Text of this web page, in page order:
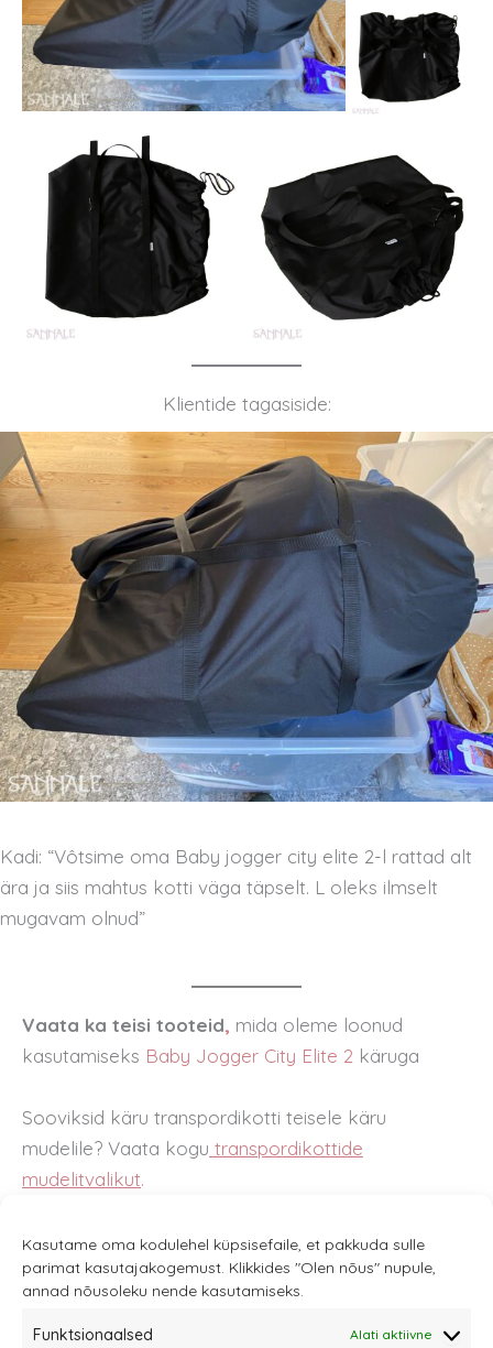
Kasutame oma kodulehel küpsisefaile, et pakkuda sulle
parimat kasutajakogemust. Klikkides "Olen nõus" nupule,
annad nõusoleku nende kasutamiseks.
Funktsionaalsed Alati aktiivne
Klientide tagasiside:
Kadi: “Vôtsime oma Baby jogger city elite 2-l rattad alt
ära ja siis mahtus kotti väga täpselt. L oleks ilmselt
mugavam olnud”
Vaata ka teisi tooteid, mida oleme loonud
kasutamiseks Baby Jogger City Elite 2 käruga
Sooviksid käru transpordikotti teisele käru
mudelile? Vaata kogu transpordikottide
mudelitvalikut.